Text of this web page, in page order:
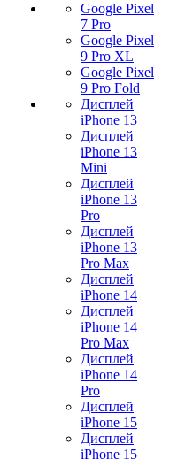
Google Pixel
7 Pro
Google Pixel
9 Pro XL
Google Pixel
9 Pro Fold
Дисплей
iPhone 13
Дисплей
iPhone 13
Mini
Дисплей
iPhone 13
Pro
Дисплей
iPhone 13
Pro Max
Дисплей
iPhone 14
Дисплей
iPhone 14
Pro Max
Дисплей
iPhone 14
Pro
Дисплей
iPhone 15
Дисплей
iPhone 15